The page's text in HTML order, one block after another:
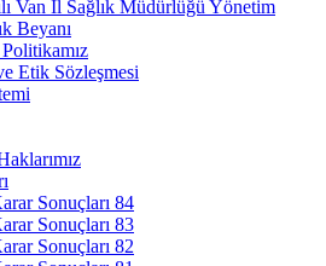
Van İl Sağlık Müdürlüğü Yönetim
Beyanı
Etik Sözleşmesi
Sonuçları 84
Sonuçları 83
Sonuçları 82